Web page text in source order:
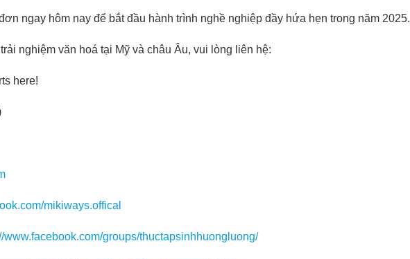
ngay hôm nay để bắt đầu hành trình nghề nghiệp đầy hứa hẹn trong năm 2025.
nghiệm văn hoá tại Mỹ và châu Âu, vui lòng liên hệ:
here!
mikiways.offical
www.facebook.com/groups/thuctapsinhhuongluong/